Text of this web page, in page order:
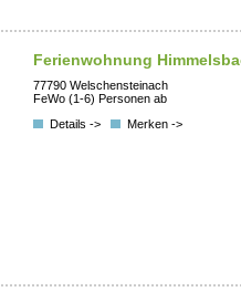
Ferienwohnung
77790 Welschensteinach
FeWo (1-6) Personen ab
Details ->
Merken ->